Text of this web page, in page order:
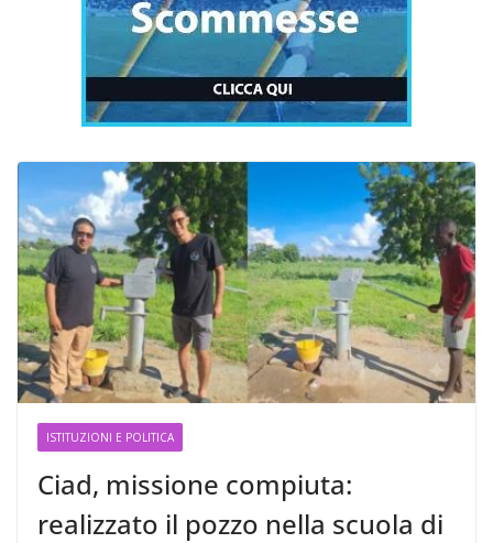
ISTITUZIONI E POLITICA
Ciad, missione compiuta:
realizzato il pozzo nella scuola di